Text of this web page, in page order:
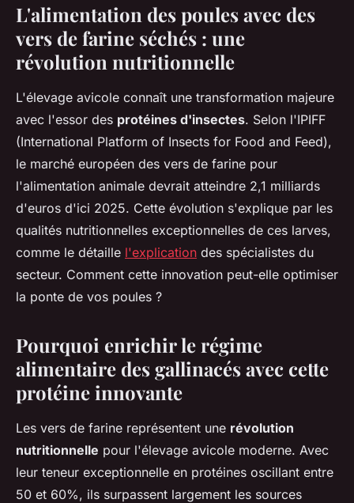
L'alimentation des poules avec des
vers de farine séchés : une
révolution nutritionnelle
L'élevage avicole connaît une transformation majeure
avec l'essor des protéines d'insectes. Selon l'IPIFF
(International Platform of Insects for Food and Feed),
le marché européen des vers de farine pour
l'alimentation animale devrait atteindre 2,1 milliards
d'euros d'ici 2025. Cette évolution s'explique par les
qualités nutritionnelles exceptionnelles de ces larves,
comme le détaille l'explication des spécialistes du
secteur. Comment cette innovation peut-elle optimiser
la ponte de vos poules ?
Pourquoi enrichir le régime
alimentaire des gallinacés avec cette
protéine innovante
Les vers de farine représentent une révolution
nutritionnelle pour l'élevage avicole moderne. Avec
leur teneur exceptionnelle en protéines oscillant entre
50 et 60%, ils surpassent largement les sources